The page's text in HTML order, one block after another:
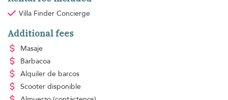
Villa Finder Concierge
Additional fees
Masaje
Barbacoa
Alquiler de barcos
Scooter disponible